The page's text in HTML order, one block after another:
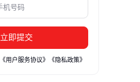
立即提交
《用户服务协议》 《隐私政策》